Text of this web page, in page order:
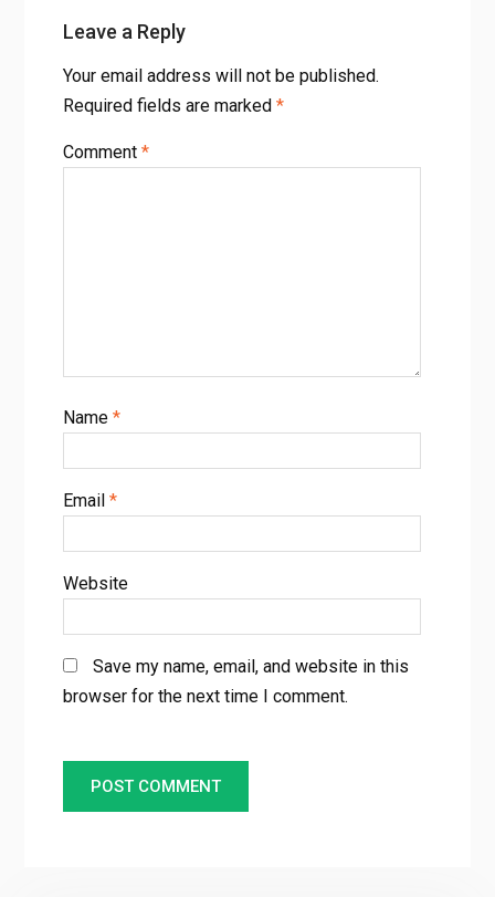
Leave a Reply
Your email address will not be published.
Required fields are marked *
Comment *
Name *
Email *
Website
Save my name, email, and website in this
browser for the next time I comment.